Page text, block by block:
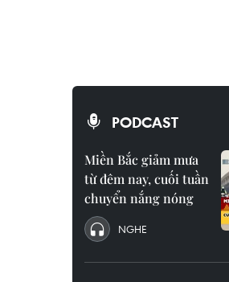
PODCAST
Miền Bắc giảm mưa
từ đêm nay, cuối tuần
chuyển nắng nóng
NGHE